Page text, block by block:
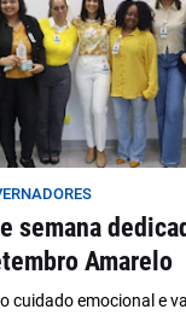
semana
Amarelo
cuidado emocional e